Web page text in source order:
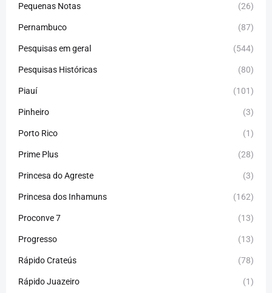
Pequenas Notas (26)
Pernambuco (87)
Pesquisas em geral (544)
Pesquisas Históricas (80)
Piauí (101)
Pinheiro (3)
Porto Rico (1)
Prime Plus (28)
Princesa do Agreste (3)
Princesa dos Inhamuns (162)
Proconve 7 (13)
Progresso (13)
Rápido Crateús (78)
Rápido Juazeiro (1)